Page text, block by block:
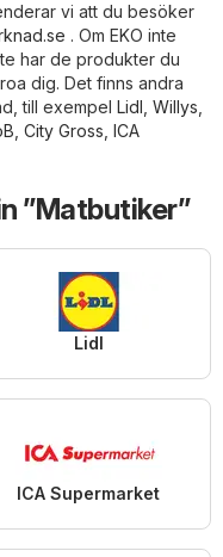
vi att du besöker
. Om EKO inte
har de produkter du
dig. Det finns andra
till exempel Lidl Willys
City Gross ICA
”Matbutiker”
Lidl
ICA Supermarket